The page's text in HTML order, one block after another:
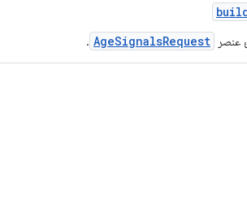
عنصر AgeSignalsRequest
.